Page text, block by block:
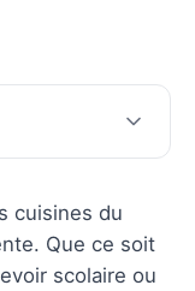
cuisines du
Que ce soit
scolaire ou